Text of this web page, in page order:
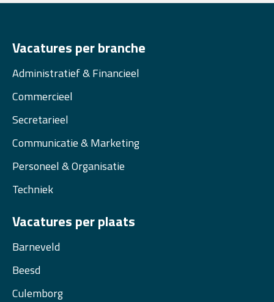
Vacatures per branche
Administratief & Financieel
Commercieel
Secretarieel
Communicatie & Marketing
Personeel & Organisatie
Techniek
Vacatures per plaats
Barneveld
Beesd
Culemborg